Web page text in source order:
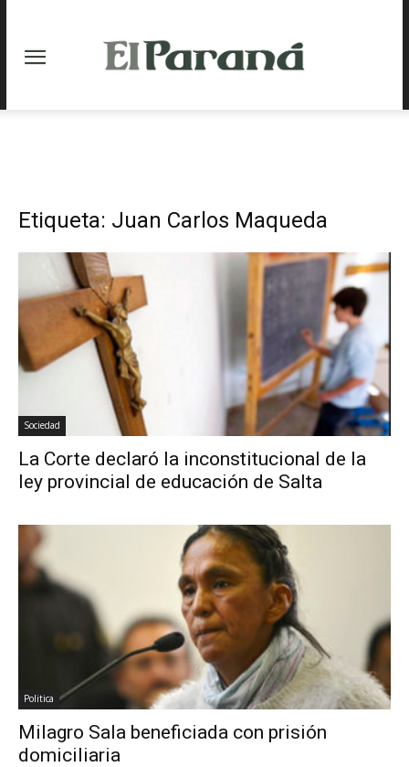
Etiqueta: Juan Carlos Maqueda
Sociedad
La Corte declaró la inconstitucional de la
ley provincial de educación de Salta
Politica
Milagro Sala beneficiada con prisión
domiciliaria